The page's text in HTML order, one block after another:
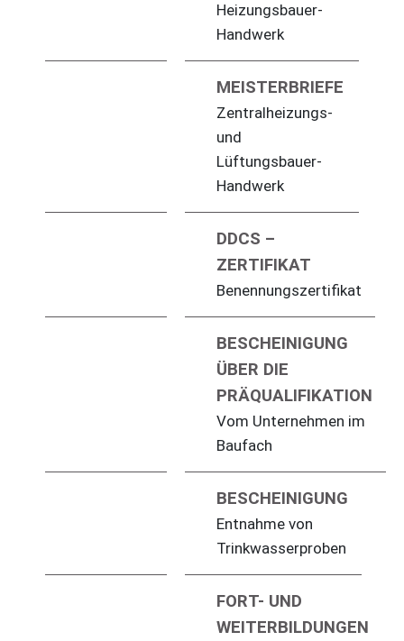
Heizungsbauer-
Handwerk
MEISTERBRIEFE
Zentralheizungs-
und
Lüftungsbauer-
Handwerk
DDCS –
ZERTIFIKAT
Benennungszertifikat
BESCHEINIGUNG
ÜBER DIE
PRÄQUALIFIKATION
Vom Unternehmen im
Baufach
BESCHEINIGUNG
Entnahme von
Trinkwasserproben
FORT- UND
WEITERBILDUNGEN